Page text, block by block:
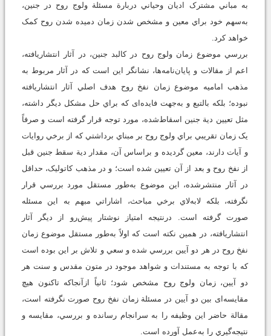
به مباني مشترک اديان وحياني دربارة مسئلة ولوج روح در جنين،
به‌سهم خود براي معين و مشخص شدن زمان دميده شدن روح کمک
خواهد کرد.
بررسي موضوع زمان ولوج روح در کالبد جنين، در آثار انتشاريافته،
اعم از مقالات و پايان‌نامه‌ها، نشانگر اين است که در آثار مربوط به
مذهب اماميه موضوع زمان نفخ روح هدف اصلي آثار انتشاريافته
نبوده؛ بلکه بالتبع و به‌جهت فايده‌ای که براي حل مشکل ديگر داشته،
مثل تعيين دية جنين اسقاط‌شده، مورد توجه قرار گرفته است و صرفاً
يک زمان تقريبي براي ولوج روح بر مبناي برداشتي که از برخي روايات
و آيات دارند، معين گرديده و براساس آن، مقدار دية سقط جنين قبل
از نفخ روح و بعد از آن تعيين شده است؛ و در مذهب کاتوليک، حداقل
در آثار منتشرشده، اين موضوع به‌طور مستقل مورد بررسي قرار
نگرفته، بلکه لابه‌لاي برخي مباحث، اشاراتي مبهم به اين مسئله
صورت گرفته است. درنتيجه امتياز نوشتار پیش‌رو از دیگر آثار
انتشاريافته، در همين نکته است که اولاً به‌طور مستقل موضوع زمان
نفخ روح در هر دو آيين بررسي شده و سعي و تلاش بر اين بوده است
که با توجه به مستندات و شواهد موجود در متون مقدس و سنت هر
دو آيين، زمان ولوج روح مشخص شود؛ ثانياً ازآنجاکه تاکنون هيچ
مقايسه‌ای بين دو آيين در مسئلة زمان نفخ روح صورت نگرفته است،
مقالة حاضر اين وظيفه را به سرانجام رسانده و بررسي، مقايسه و
نتيجه‌گيري را به‌عمل آورده است.